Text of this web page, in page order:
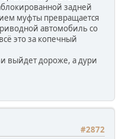
задней
муфты превращается
автомобиль со
это за копечный
выйдет дороже, а дури
#2872